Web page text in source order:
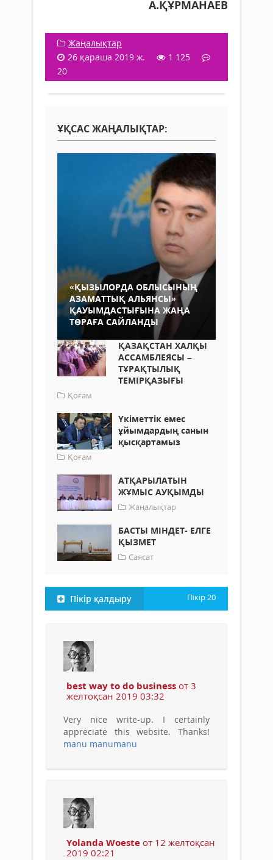
А.ҚҰРМАНАЕВ
Жаңалықтар
26 қараша 2019 ж.
1 125
20
ҰҚСАС ЖАҢАЛЫҚТАР:
«ҚЫЗЫЛОРДА ОБЛЫСЫНЫҢ
АЗАМАТТЫҚ АЛЬЯНСЫ»
ҚАУЫМДАСТЫҒЫНА ЖАҢА
ТӨРАҒА САЙЛАНДЫ
ҚАЗАҚСТАН ХАЛҚЫ
АССАМБЛЕЯСЫ –
ТҰРАҚТЫЛЫҚ
ТЕМІРҚАЗЫҒЫ
Қоғам
Үкіметтік емес
ұйымдардың санын
қысқартамыз
Қоғам
АТҚАРЫЛАТЫН
ЖҰМЫС АУҚЫМДЫ
Жаңалықтар
БАСТЫ МІНДЕТ- ЕЛГЕ
ҚЫЗМЕТ
Саясат
Пікір қалдыру Пікір20
best way to do business от 3
желтоқсан 2019 03:32
Very nice write-up. I certainly
appreciate this website. Thanks!
manu manumanu
Yolanda Woeste от 12 желтоқсан
2019 02:21